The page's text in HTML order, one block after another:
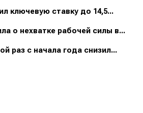
ключевую ставку до 14,5...
о нехватке рабочей силы в...
раз с начала года снизил...